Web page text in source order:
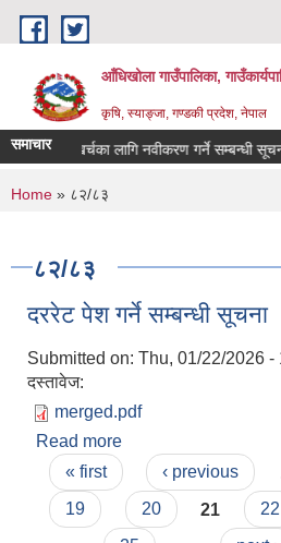
Skip to main content
आँधिखोला गाउँपालिका,
कृषि, स्याङ्जा, गण्डकी प्रदेश, नेपाल
समाचार
उपचार खर्चका लागि नवीकरण गर्ने सम्बन्धी सूचना
You are here
Home » ८२/८३
८२/८३
दररेट पेश गर्ने सम्बन्धी सूचना
Submitted on: Thu, 01/22/2026 -
दस्तावेज:
merged.pdf
Read more
Pages
« first ‹ previous
19
20 21 22